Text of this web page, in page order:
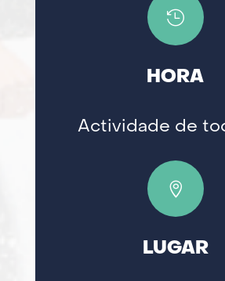

HORA
Actividade de

LUGAR